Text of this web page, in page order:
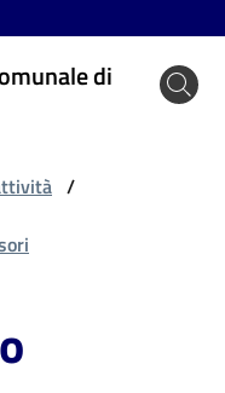
di
/